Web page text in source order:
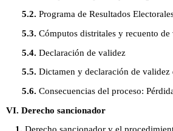
5.2. Programa de Resultados
5.3. Cómputos distritales y recuento de
5.4. Declaración de validez
5.5. Dictamen y declaración de
5.6. Consecuencias del proceso:
VI. Derecho sancionador